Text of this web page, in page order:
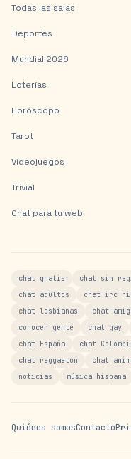
Todas las salas
Deportes
Mundial 2026
Loterías
Horóscopo
Tarot
Videojuegos
Trivial
Chat para tu web
chat gratis chat sin
chat adultos
chat irc
chat lesbianas
chat
conocer gente
chat gay
chat España
chat
chat reggaetón
chat
noticias
música hispana
Quiénes somosContacto